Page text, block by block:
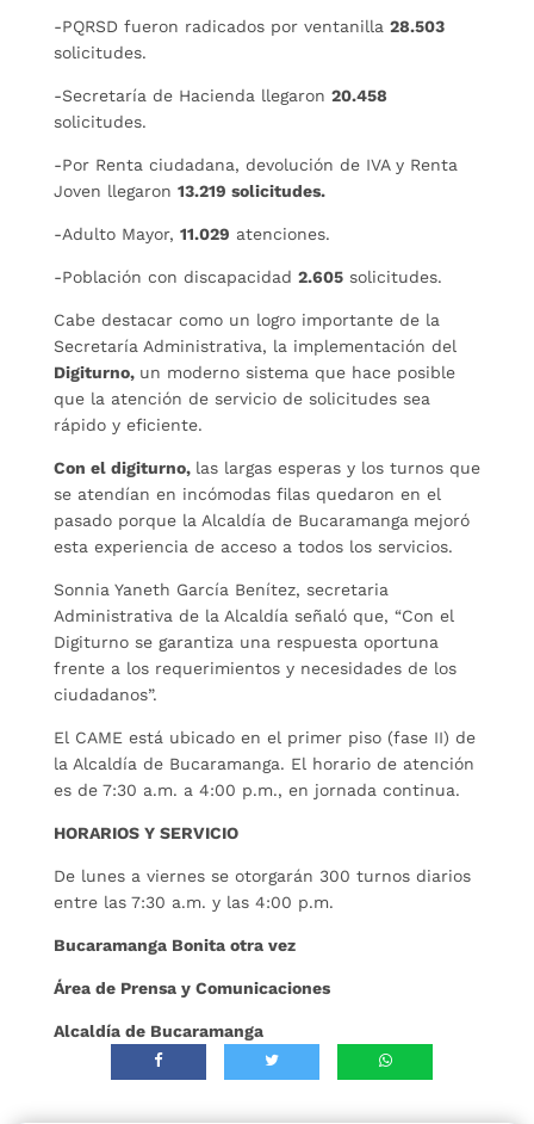
-PQRSD fueron radicados por ventanilla 28.503
solicitudes.
-Secretaría de Hacienda llegaron 20.458
solicitudes.
-Por Renta ciudadana, devolución de IVA y Renta
Joven llegaron 13.219 solicitudes.
-Adulto Mayor, 11.029 atenciones.
-Población con discapacidad 2.605solicitudes.
Cabe destacar como un logro importante de la
Secretaría Administrativa, la implementación del
Digiturno, un moderno sistema que hace posible
que la atención de servicio de solicitudes sea
rápido y eficiente.
Con el digiturno, las largas esperas y los turnos que
se atendían en incómodas filas quedaron en el
pasado porque la Alcaldía de Bucaramanga mejoró
esta experiencia de acceso a todos los servicios.
Sonnia Yaneth García Benítez, secretaria
Administrativa de la Alcaldía señaló que, “Con el
Digiturno se garantiza una respuesta oportuna
frente a los requerimientos y necesidades de los
ciudadanos”.
El CAME está ubicado en el primer piso (fase II) de
la Alcaldía de Bucaramanga. El horario de atención
es de 7:30 a.m. a 4:00 p.m., en jornada continua.
HORARIOS Y SERVICIO
De lunes a viernes se otorgarán 300 turnos diarios
entre las 7:30 a.m. y las 4:00 p.m.
Bucaramanga Bonita otra vez
Área de Prensa y Comunicaciones
Alcaldía de Bucaramanga